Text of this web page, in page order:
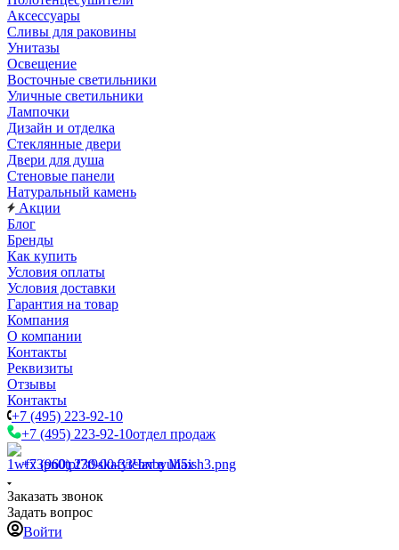
Аксессуары
Сливы для раковины
Унитазы
Освещение
Восточные светильники
Уличные светильники
Лампочки
Дизайн и отделка
Стеклянные двери
Двери для душа
Стеновые панели
Натуральный камень
Акции
Блог
Бренды
Как купить
Условия оплаты
Условия доставки
Гарантия на товар
Компания
О компании
Контакты
Реквизиты
Отзывы
Контакты
+7 (495) 223-92-10
+7 (495) 223-92-10отдел продаж
+7 (960) 230-00-33Чат в Max
Заказать звонок
Задать вопрос
Войти